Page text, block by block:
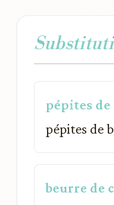
pépites
pépites de
beurre de